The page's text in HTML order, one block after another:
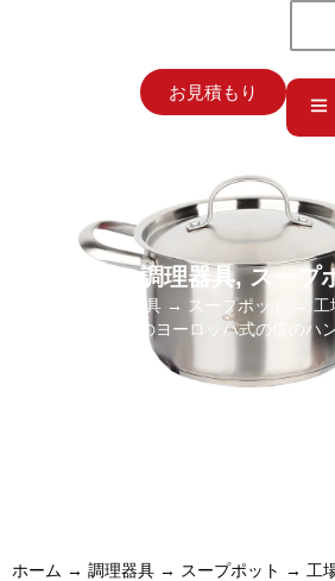
お見積もり
調理器具,スープ
調理器具 → スープポット
→ 工
スープ鍋304のヨーロッパ式の倍のハ
ホーム → 調理器具 → スープポット → 工